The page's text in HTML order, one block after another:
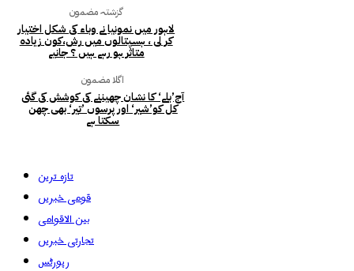
گزشتہ مضمون
لاہور میں نمونیا نے وباء کی شکل اختیار
کر لی ، ہسپتالوں میں رش،کون زیادہ
متاثر ہو رہے ہیں ؟ جانیے
اگلا مضمون
آج’بلے‘ کا نشان چھیننے کی کوشش کی گئی
کل کو’شیر‘ اور پرسوں ’تیر‘ بھی چھن
سکتا ہے
تازہ ترین
قومی خبریں
بین الاقوامی
تجارتی خبریں
رپورٹس